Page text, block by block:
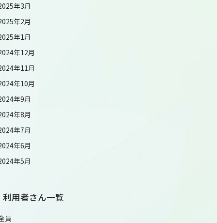
年3月
年2月
年1月
年12月
年11月
年10月
年9月
年8月
年7月
年6月
年5月
利用者さん一覧
員